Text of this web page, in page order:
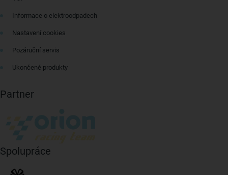
Informace o elektroodpadech
Nastavení cookies
Pozáruční servis
Ukončené produkty
Partner
Spolupráce